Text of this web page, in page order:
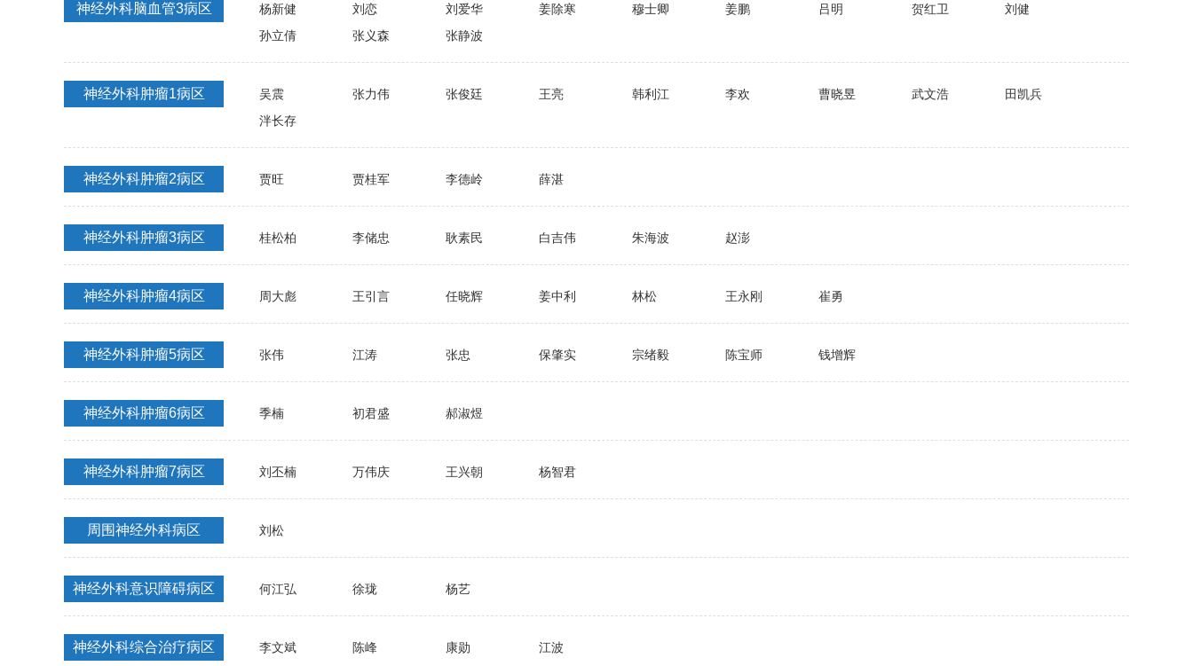
神经外科脑血管3病区 杨新健 刘恋 刘爱华 姜除寒 穆士卿 姜鹏 吕明 贺红卫
刘健
孙立倩
张义森 张静波
神经外科肿瘤1病区 吴震 张力伟 张俊廷 王亮 韩利江 李欢 曹晓昱 武文浩
田凯兵
泮长存
神经外科肿瘤2病区 贾旺 贾桂军 李德岭 薛湛
神经外科肿瘤3病区 桂松柏 李储忠 耿素民 白吉伟 朱海波 赵澎
神经外科肿瘤4病区 周大彪 王引言 任晓辉 姜中利 林松 王永刚 崔勇
神经外科肿瘤5病区 张伟 江涛 张忠 保肇实 宗绪毅 陈宝师 钱增辉
神经外科肿瘤6病区 季楠 初君盛 郝淑煜
神经外科肿瘤7病区 刘丕楠 万伟庆 王兴朝 杨智君
周围神经外科病区 刘松
神经外科意识障碍病区 何江弘 徐珑 杨艺
神经外科综合治疗病区 李文斌 陈峰 康勋 江波